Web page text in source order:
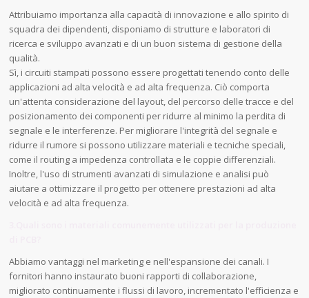
Attribuiamo importanza alla capacità di innovazione e allo spirito di
squadra dei dipendenti, disponiamo di strutture e laboratori di
ricerca e sviluppo avanzati e di un buon sistema di gestione della
qualità.
Sì, i circuiti stampati possono essere progettati tenendo conto delle
applicazioni ad alta velocità e ad alta frequenza. Ciò comporta
un'attenta considerazione del layout, del percorso delle tracce e del
posizionamento dei componenti per ridurre al minimo la perdita di
segnale e le interferenze. Per migliorare l'integrità del segnale e
ridurre il rumore si possono utilizzare materiali e tecniche speciali,
come il routing a impedenza controllata e le coppie differenziali.
Inoltre, l'uso di strumenti avanzati di simulazione e analisi può
aiutare a ottimizzare il progetto per ottenere prestazioni ad alta
velocità e ad alta frequenza.
Abbiamo vantaggi nel marketing e nell'espansione dei canali. I
fornitori hanno instaurato buoni rapporti di collaborazione,
migliorato continuamente i flussi di lavoro, incrementato l'efficienza e